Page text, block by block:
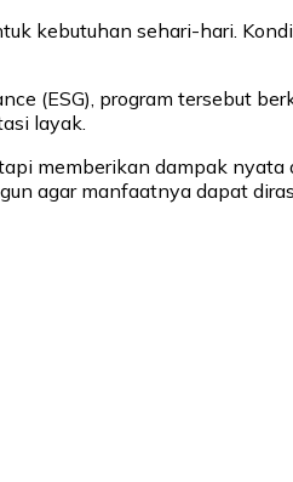
kebutuhan sehari-hari.
(ESG), program tersebut
layak.
memberikan dampak
agar manfaatnya dapat